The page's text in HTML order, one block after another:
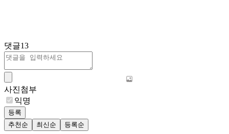
댓글13
사진첨부
익명
등록
추천순
최신순 등록순